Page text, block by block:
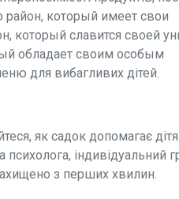
район, который имеет свои
который славится своей
обладает своим особым
для вибагливих дітей.
як садок допомагає
індивідуальний
з перших хвилин.